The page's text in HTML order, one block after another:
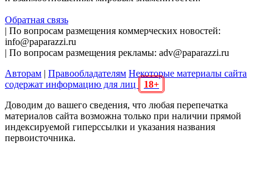
Обратная связь
| По вопросам размещения коммерческих новостей:
info@paparazzi.ru
| По вопросам размещения рекламы: adv@paparazzi.ru
Авторам | Правообладателям Некоторые материалы сайта
содержат информацию для лиц
18+
Доводим до вашего сведения, что любая перепечатка
материалов сайта возможна только при наличии прямой
индексируемой гиперссылки и указания названия
первоисточника.